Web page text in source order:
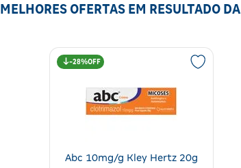
MELHORES OFERTAS EM RESULTADO
28%
Abc 10mg/g Kley Hertz 20g